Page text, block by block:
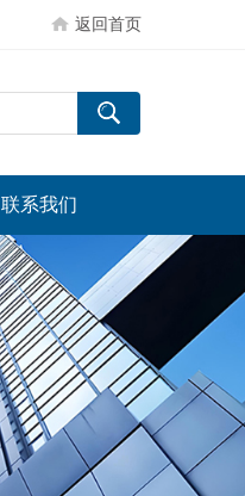
返回首页
联系我们